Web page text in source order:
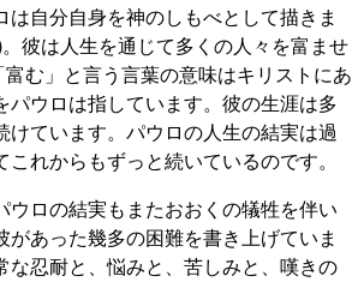
は自分自身を神のしもべとして描きま
彼は人生を通じて多くの人々を富ませ
富む」と言う言葉の意味はキリストにあ
パウロは指しています。彼の生涯は多
けています。パウロの人生の結実は過
これからもずっと続いているのです。
ウロの結実もまたおおくの犠牲を伴い
があった幾多の困難を書き上げていま
な忍耐と、悩みと、苦しみと、嘆きの